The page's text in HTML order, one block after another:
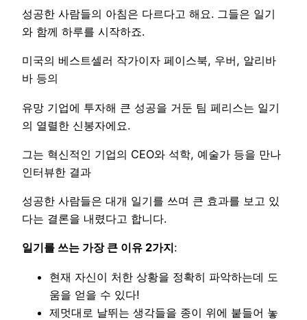
성공한 사람들의 아침은 다르다고 해요. 그들은 일기
와 함께 하루를 시작하죠.
미국의 베스트셀러 작가이자 페이스북, 우버, 알리바
바 등의
유망 기업에 투자해 큰 성공을 거둔 팀 페리스는 일기
의 열렬한 신봉자에요.
그는 혁신적인 기업의 CEO와 석학, 예술가 등을 만나
인터뷰한 결과
성공한 사람들은 대개 일기를 쓰며 큰 효과를 보고 있
다는 결론을 내렸다고 합니다.
일기를 쓰는 가장 큰 이유 2가지:
현재 자신이 처한 상황을 정확히 파악하는데 도
움을 얻을 수 있다!
제멋대로 날뛰는 생각들을 종이 위에 붙들어 놓